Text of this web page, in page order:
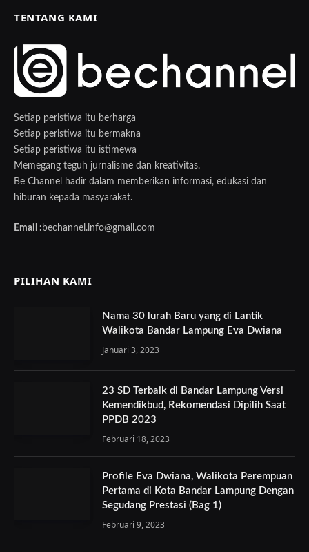
TENTANG KAMI
Setiap peristiwa itu berharga
Setiap peristiwa itu bermakna
Setiap peristiwa itu istimewa
Memegang teguh jurnalisme dan kreativitas.
Be Channel hadir dalam memberikan informasi, edukasi dan
hiburan kepada masyarakat.
Email : bechannel.info@gmail.com
PILIHAN KAMI
Nama 30 lurah Baru yang di Lantik
Walikota Bandar Lampung Eva Dwiana
Januari 3, 2023
23 SD Terbaik di Bandar Lampung Versi
Kemendikbud, Rekomendasi Dipilih Saat
PPDB 2023
Februari 18, 2023
Profile Eva Dwiana, Walikota Perempuan
Pertama di Kota Bandar Lampung Dengan
Segudang Prestasi (Bag 1)
Februari 9, 2023